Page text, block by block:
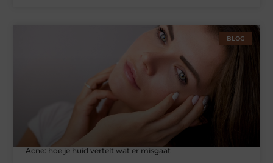
BLOG
Acne: hoe je huid vertelt wat er misgaat